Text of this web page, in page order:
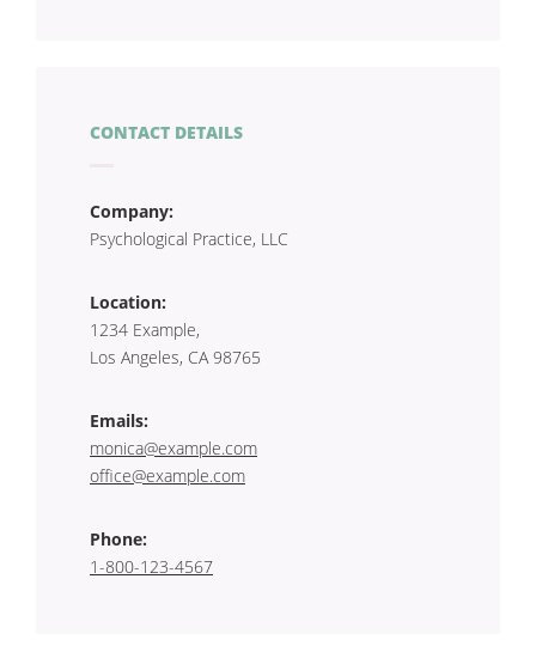
CONTACT DETAILS
Company:
Psychological Practice, LLC
Location:
1234 Example,
Los Angeles, CA 98765
Emails:
monica@example.com
office@example.com
Phone:
1-800-123-4567